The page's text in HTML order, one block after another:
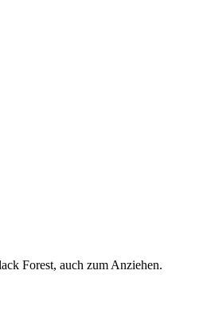
Forest, auch zum Anziehen.